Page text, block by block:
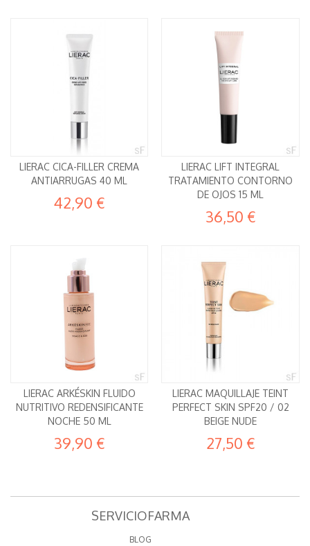
LIERAC CICA-FILLER CREMA
ANTIARRUGAS 40 ML
42,90 €
LIERAC LIFT INTEGRAL
TRATAMIENTO CONTORNO
DE OJOS 15 ML
36,50 €
LIERAC ARKÉSKIN FLUIDO
NUTRITIVO REDENSIFICANTE
NOCHE 50 ML
39,90 €
LIERAC MAQUILLAJE TEINT
PERFECT SKIN SPF20 / 02
BEIGE NUDE
27,50 €
SERVICIOFARMA
BLOG